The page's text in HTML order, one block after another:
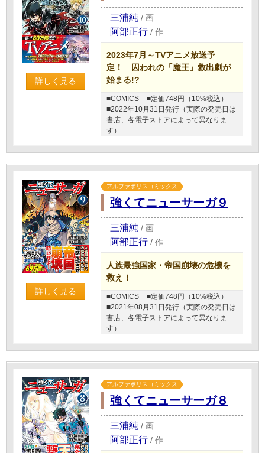
詳しく見る
三浦純 / 画
阿部正行 / 作
2023年7月～TVアニメ放送予
定！ 囚われの「魔王」救出劇が
始まる!?
■COMICS
■定価748円（10%税込）
■2022年10月31日発行（実際の発売日は
書店、各電子ストアによって異なりま
す）
詳しく見る
アルファポリスコミックス
強くてニューサーガ９
三浦純 / 画
阿部正行 / 作
人族最強国家・帝国崩壊の危機を
救え！
■COMICS
■定価748円（10%税込）
■2021年08月31日発行（実際の発売日は
書店、各電子ストアによって異なりま
す）
アルファポリスコミックス
強くてニューサーガ８
三浦純 / 画
阿部正行 / 作